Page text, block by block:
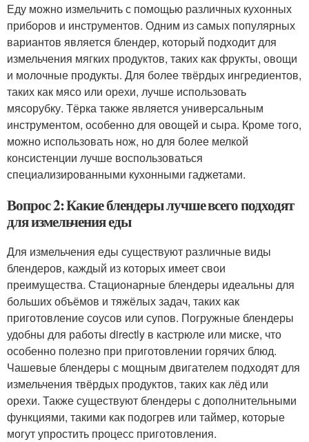
Еду можно измельчить с помощью различных кухонных
приборов и инструментов. Одним из самых популярных
вариантов является блендер, который подходит для
измельчения мягких продуктов, таких как фрукты, овощи
и молочные продукты. Для более твёрдых ингредиентов,
таких как мясо или орехи, лучше использовать
мясорубку. Тёрка также является универсальным
инструментом, особенно для овощей и сыра. Кроме того,
можно использовать нож, но для более мелкой
консистенции лучше воспользоваться
специализированными кухонными гаджетами.
Вопрос 2: Какие блендеры лучше всего подходят
для измельчения еды
Для измельчения еды существуют различные виды
блендеров, каждый из которых имеет свои
преимущества. Стационарные блендеры идеальны для
больших объёмов и тяжёлых задач, таких как
приготовление соусов или супов. Погружные блендеры
удобны для работы directly в кастрюле или миске, что
особенно полезно при приготовлении горячих блюд.
Чашевые блендеры с мощным двигателем подходят для
измельчения твёрдых продуктов, таких как лёд или
орехи. Также существуют блендеры с дополнительными
функциями, такими как подогрев или таймер, которые
могут упростить процесс приготовления.